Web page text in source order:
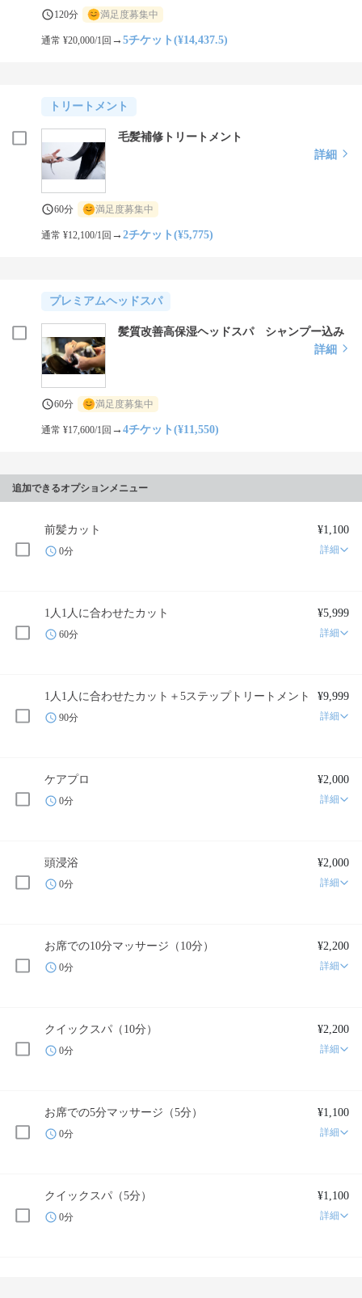
120分 満足度募集中
通常 ¥20,000/1回 →5チケット(¥14,437.5)
トリートメント
毛髪補修トリートメント
詳細
60分 満足度募集中
通常 ¥12,100/1回 →2チケット(¥5,775)
プレミアムヘッドスパ
髪質改善高保湿ヘッドスパ シャンプー込み
詳細
60分 満足度募集中
通常 ¥17,600/1回 →4チケット(¥11,550)
追加できるオプションメニュー
前髪カット ¥1,100
0分 詳細
1人1人に合わせたカット ¥5,999
60分 詳細
1人1人に合わせたカット＋5ステップトリートメント ¥9,999
90分 詳細
ケアプロ ¥2,000
0分 詳細
頭浸浴 ¥2,000
0分 詳細
お席での10分マッサージ（10分） ¥2,200
0分 詳細
クイックスパ（10分） ¥2,200
0分 詳細
お席での5分マッサージ（5分） ¥1,100
0分 詳細
クイックスパ（5分） ¥1,100
0分 詳細